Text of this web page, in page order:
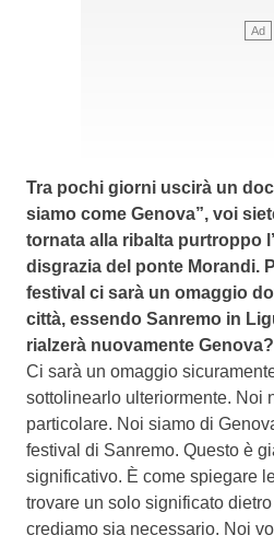
Tra pochi giorni uscirà un
siamo come Genova”, voi
tornata alla ribalta purtroppo
disgrazia del ponte Morandi.
festival ci sarà un omaggio
città, essendo Sanremo in
rialzerà nuovamente Genova?
Ci sarà un omaggio
sottolinearlo ulteriormente. Noi
particolare. Noi siamo di
festival di Sanremo. Questo è
significativo. È come spiegare
trovare un solo significato
crediamo sia necessario. Noi